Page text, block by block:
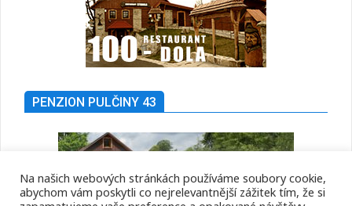
PENZION PULČINY 43
Na našich webových stránkách používáme soubory cookie,
abychom vám poskytli co nejrelevantnější zážitek tím, že si